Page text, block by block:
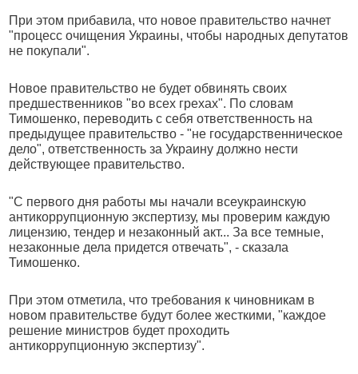
При этом прибавила, что новое правительство начнет
"процесс очищения Украины, чтобы народных депутатов
не покупали".
Новое правительство не будет обвинять своих
предшественников "во всех грехах". По словам
Тимошенко, переводить с себя ответственность на
предыдущее правительство - "не государственническое
дело", ответственность за Украину должно нести
действующее правительство.
"С первого дня работы мы начали всеукраинскую
антикоррупционную экспертизу, мы проверим каждую
лицензию, тендер и незаконный акт... За все темные,
незаконные дела придется отвечать", - сказала
Тимошенко.
При этом отметила, что требования к чиновникам в
новом правительстве будут более жесткими, "каждое
решение министров будет проходить
антикоррупционную экспертизу".